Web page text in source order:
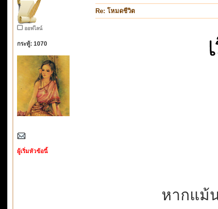
ออฟไลน์
กระทู้: 1070
ผู้เริ่มหัวข้อนี้
Re: โหมดชีวิต
หากแม้